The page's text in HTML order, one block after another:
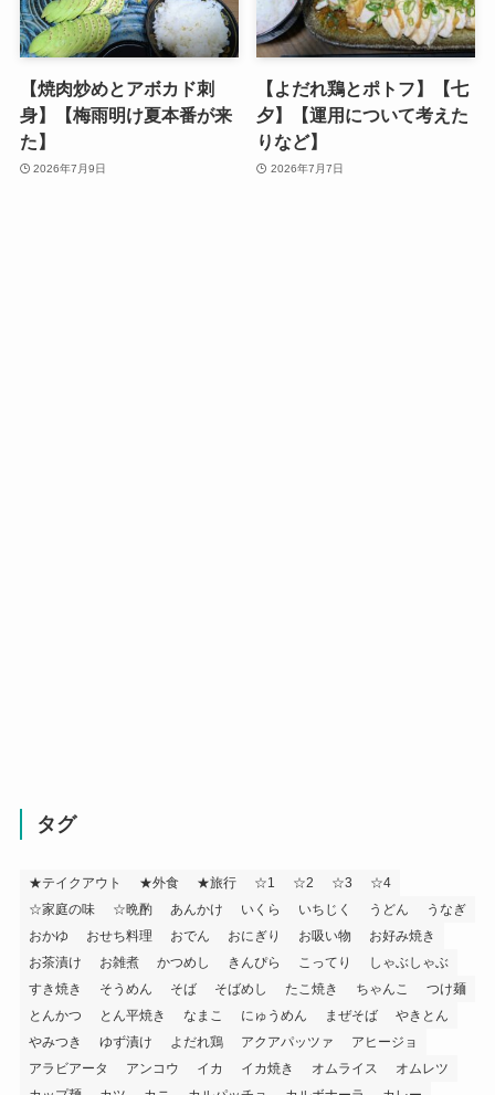
【焼肉炒めとアボカド刺
身】【梅雨明け夏本番が来
た】
2026年7月9日
【よだれ鶏とポトフ】【七
夕】【運用について考えた
りなど】
2026年7月7日
タグ
★テイクアウト ★外食 ★旅行 ☆1 ☆2 ☆3
☆4
☆家庭の味
☆晩酌 あんかけ いくら いちじく うどん
うなぎ
おかゆ
おせち料理 おでん おにぎり お吸い物
お好み焼き
お茶漬け
お雑煮 かつめし きんぴら こってり
しゃぶしゃぶ
すき焼き
そうめん そば そばめし たこ焼き ちゃんこ
つけ麺
とんかつ
とん平焼き なまこ にゅうめん まぜそば
やきとん
やみつき
ゆず漬け よだれ鶏 アクアパッツァ
アヒージョ
アラビアータ
アンコウ イカ イカ焼き オムライス
オムレツ